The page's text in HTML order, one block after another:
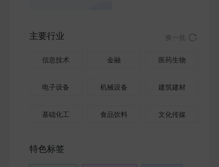
主要行业 换一批
信息技术 金融 医药生物
电子设备 机械设备 建筑建材
基础化工 食品饮料 文化传媒
特色标签